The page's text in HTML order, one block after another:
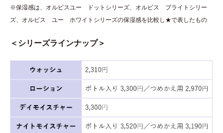
※保湿感は、オルビスユー ドットシリーズ、オルビス ブライトシリー
ズ、オルビス ユー ホワイトシリーズの保湿感を比較し★で表したもの
＜シリーズラインナップ＞